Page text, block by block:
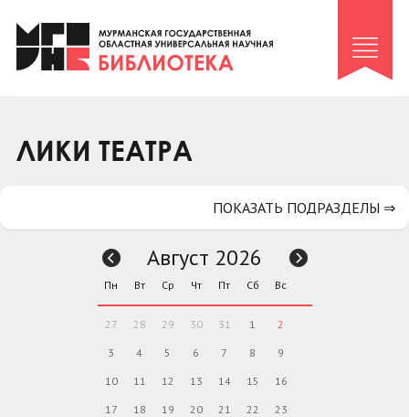
Клуб «Гиря и сельдерей»
Клуб «Семейный архив»
Коллегам
ЛИКИ ТЕАТРА
ПОКАЗАТЬ ПОДРАЗДЕЛЫ ⇒
Август 2026
Пн Вт Ср Чт Пт Сб Вс
27 28 29 30 31 1 2
3 4 5 6 7 8 9
10 11 12 13 14 15 16
17 18 19 20 21 22 23